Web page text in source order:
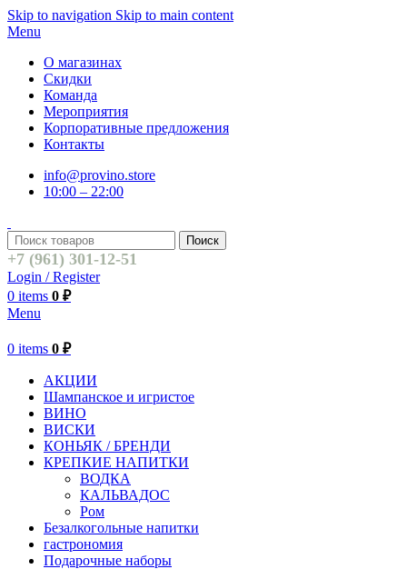
Skip to navigation Skip to main content
Menu
О магазинах
Скидки
Команда
Мероприятия
Корпоративные предложения
Контакты
info@provino.store
10:00 – 22:00
Поиск
+7 (961) 301-12-51
Login / Register
0 items 0 ₽
Menu
0 items 0 ₽
АКЦИИ
Шампанское и игристое
ВИНО
ВИСКИ
КОНЬЯК / БРЕНДИ
КРЕПКИЕ НАПИТКИ
ВОДКА
КАЛЬВАДОС
Ром
Безалкогольные напитки
гастрономия
Подарочные наборы